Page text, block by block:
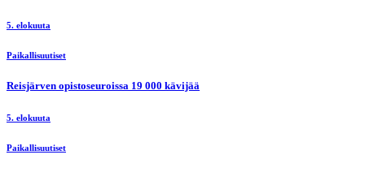
5. elokuuta
Paikallisuutiset
Reisjärven opistoseuroissa 19 000 kävijää
5. elokuuta
Paikallisuutiset